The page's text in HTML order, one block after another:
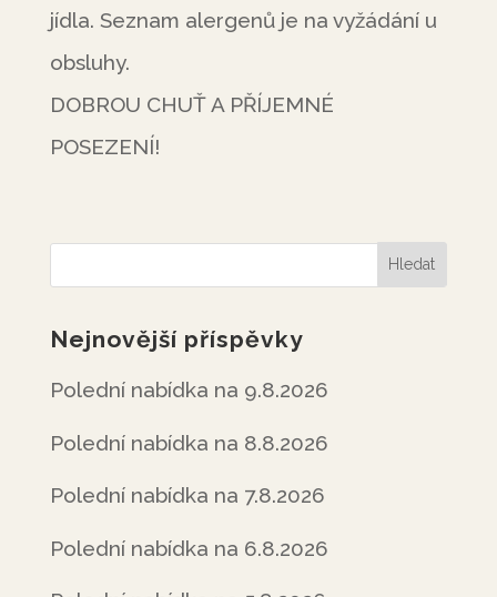
jídla. Seznam alergenů je na vyžádání u
obsluhy.
DOBROU CHUŤ A PŘÍJEMNÉ
POSEZENÍ!
Nejnovější příspěvky
Polední nabídka na 9.8.2026
Polední nabídka na 8.8.2026
Polední nabídka na 7.8.2026
Polední nabídka na 6.8.2026